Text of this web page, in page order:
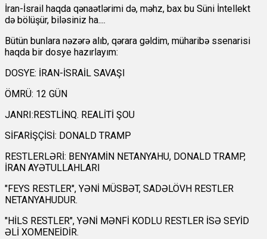
İran-İsrail haqda qənaətlərimi də, məhz, bax bu Süni İntellekt
də bölüşür, biləsiniz ha....
Bütün bunlara nəzərə alıb, qərara gəldim, müharibə ssenarisi
haqda bir dosye hazırlayım:
DOSYE: İRAN-İSRAİL SAVAŞI
ÖMRÜ: 12 GÜN
JANRI:RESTLİNQ. REALİTİ ŞOU
SİFARİŞÇİSİ: DONALD TRAMP
RESTLERLƏRİ: BENYAMİN NETANYAHU, DONALD TRAMP,
İRAN AYƏTULLAHLARI
"FEYS RESTLER", YƏNİ MÜSBƏT, SADƏLÖVH RESTLER
NETANYAHUDUR.
"HİLS RESTLER", YƏNİ MƏNFİ KODLU RESTLER İSƏ SEYİD
ƏLİ XOMENEİDİR.